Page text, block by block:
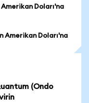
Doları'na
Amerikan Doları'na
(Ondo